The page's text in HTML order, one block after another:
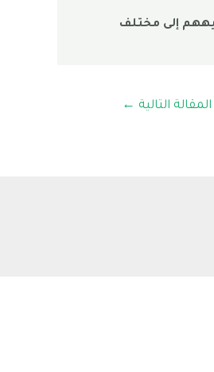
إلى مختلف
المقالة التالية ←